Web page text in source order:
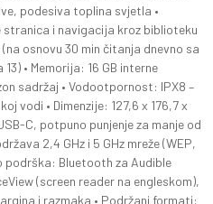
podesiva toplina svjetla •
i navigacija kroz biblioteku
osnovu 30 min čitanja dnevno sa
• Memorija: 16 GB interne
sadržaj • Vodootpornost: IPX8 –
vodi • Dimenzije: 127,6 x 176,7 x
C, potpuno punjenje za manje od
2,4 GHz i 5 GHz mreže (WEP,
podrška: Bluetooth za Audible
(screen reader na engleskom),
i razmaka • Podržani formati: